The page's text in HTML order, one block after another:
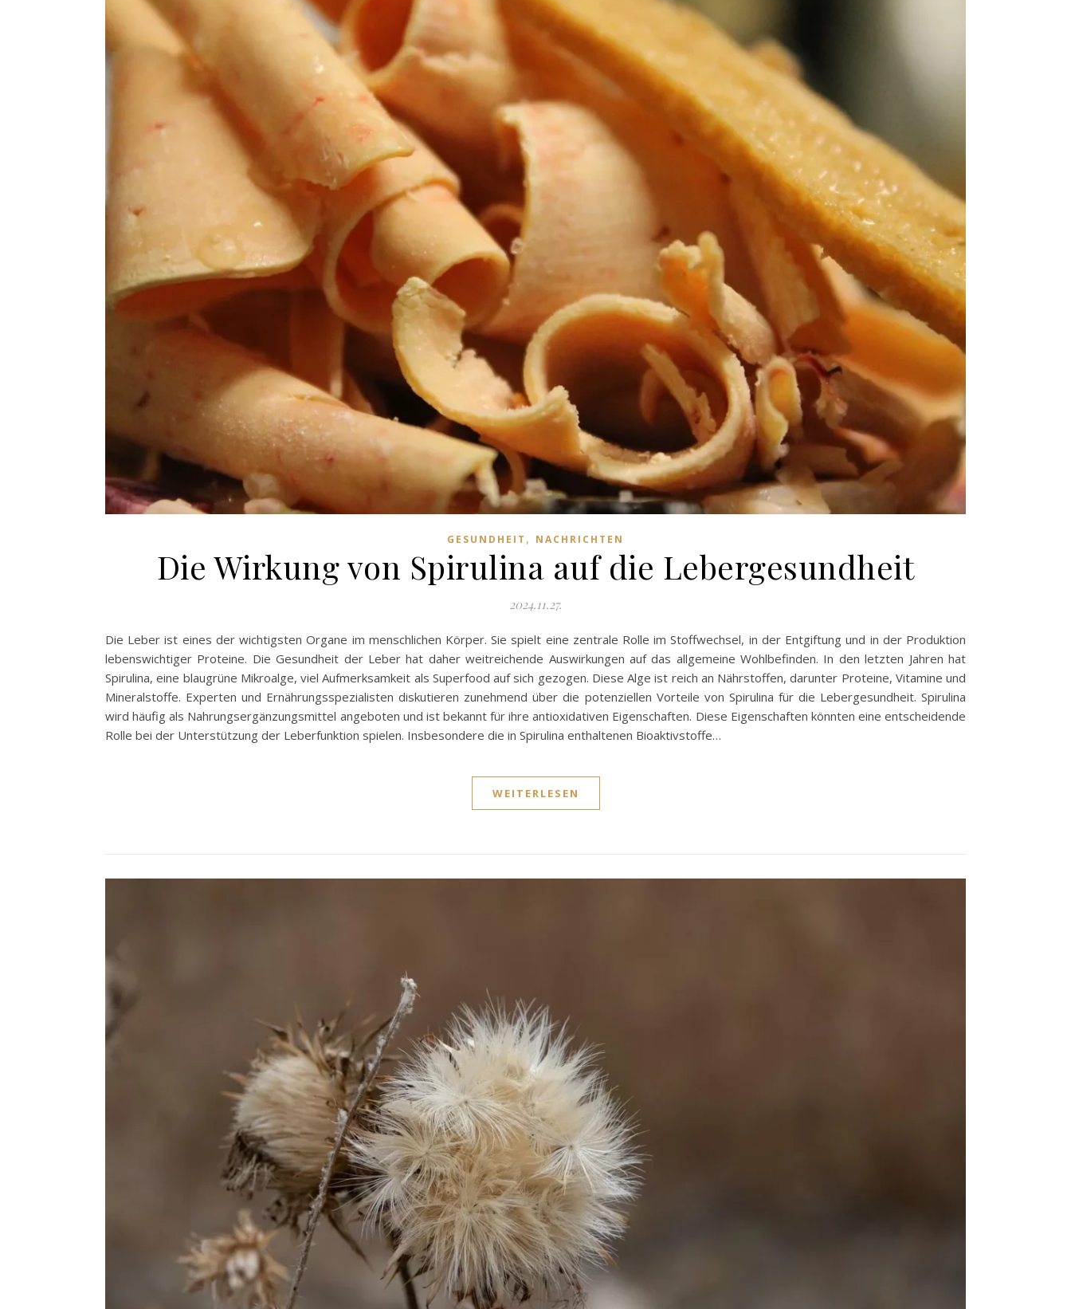
GESUNDHEIT , NACHRICHTEN
Die Wirkung von Spirulina auf die Lebergesundheit
2024.11.27.
Die Leber ist eines der wichtigsten Organe im menschlichen Körper. Sie spielt eine zentrale Rolle im Stoffwechsel, in der Entgiftung und in der Produktion
lebenswichtiger Proteine. Die Gesundheit der Leber hat daher weitreichende Auswirkungen auf das allgemeine Wohlbefinden. In den letzten Jahren hat
Spirulina, eine blaugrüne Mikroalge, viel Aufmerksamkeit als Superfood auf sich gezogen. Diese Alge ist reich an Nährstoffen, darunter Proteine, Vitamine und
Mineralstoffe. Experten und Ernährungsspezialisten diskutieren zunehmend über die potenziellen Vorteile von Spirulina für die Lebergesundheit. Spirulina
wird häufig als Nahrungsergänzungsmittel angeboten und ist bekannt für ihre antioxidativen Eigenschaften. Diese Eigenschaften könnten eine entscheidende
Rolle bei der Unterstützung der Leberfunktion spielen. Insbesondere die in Spirulina enthaltenen Bioaktivstoffe…
WEITERLESEN